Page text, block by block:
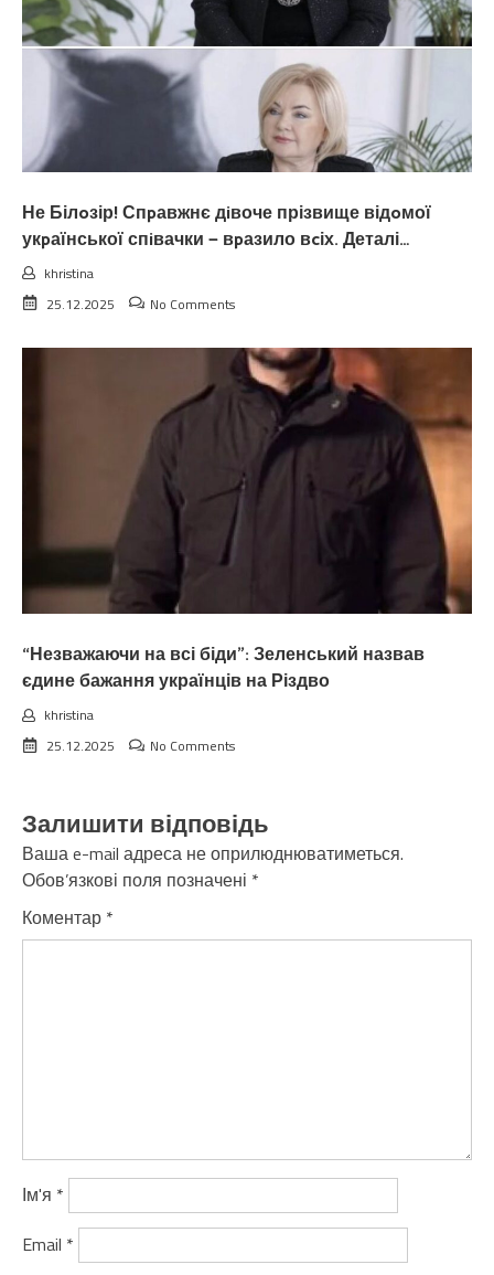
Не Білoзір! Спpавжнє дiвоче прізвище відoмої
укpаїнської спiвачки — вpазило вcіх. Деталі…
khristina
25.12.2025
No Comments
“Незважаючи на всі біди”: Зеленський назвав
єдине бажання українців на Різдво
khristina
25.12.2025
No Comments
Залишити відповідь
Ваша e-mail адреса не оприлюднюватиметься.
Обов’язкові поля позначені *
Коментар *
Ім'я *
Email *